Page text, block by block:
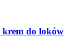
do loków